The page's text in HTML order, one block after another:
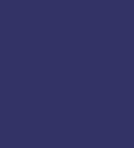
webbplats, öppnas